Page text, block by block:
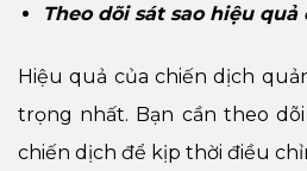
Theo dõi sát sao hiệu
Hiệu quả của chiến dịch
trọng nhất. Bạn cần theo
chiến dịch để kịp thời điều